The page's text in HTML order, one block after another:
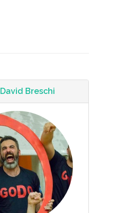
David Breschi